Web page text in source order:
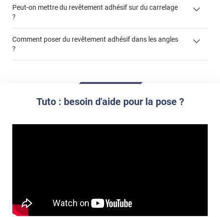
colle
Peut-on mettre du revêtement adhésif sur du carrelage
?
Commander à la taille des carreaux et réappliquer un joint
propre par dessus
Comment poser du revêtement adhésif dans les angles
?
Tuto : besoin d'aide pour la pose ?